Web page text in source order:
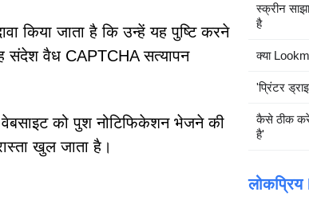
किया जाता है कि उन्हें यह पुष्टि करने
संदेश वैध CAPTCHA सत्यापन
को पुश नोटिफिकेशन भेजने की
खुल जाता है।
स्क्रीन
है
क्या
'प्रिंटर
कैसे ठीक
है'